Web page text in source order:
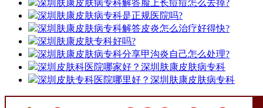
深圳肤康皮肤病专科解答脸上长痘痘怎么去掉?
深圳肤康皮肤病专科是正规医院吗?
深圳肤康皮肤病专科解答皮炎怎么治疗好得快?
深圳肤康皮肤专科好吗?
深圳肤康皮肤病专科分享甲沟炎自己怎么处理?
深圳皮肤科医院哪家好？深圳肤康皮肤病专科
深圳皮肤专科医院哪里好？深圳肤康皮肤病专科